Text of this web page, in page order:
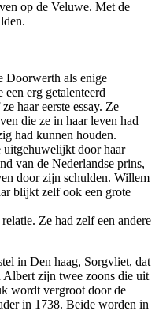
op de Veluwe. Met de
Doorwerth als enige
erg getalenteerd
haar eerste essay. Ze
die ze in haar leven had
had kunnen houden.
uitgehuwelijkt door haar
van de Nederlandse prins,
door zijn schulden. Willem
blijkt zelf ook een grote
Ze had zelf een andere
in Den haag, Sorgvliet, dat
Albert zijn twee zoons die uit
wordt vergroot door de
in 1738. Beide worden in